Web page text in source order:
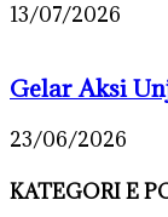
13/07/2026
Gelar Aksi
23/06/2026
KATEGORI E